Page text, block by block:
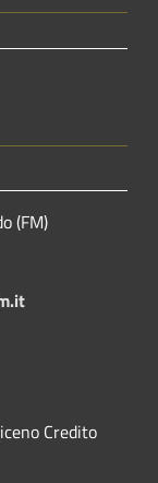
(FM)
Credito